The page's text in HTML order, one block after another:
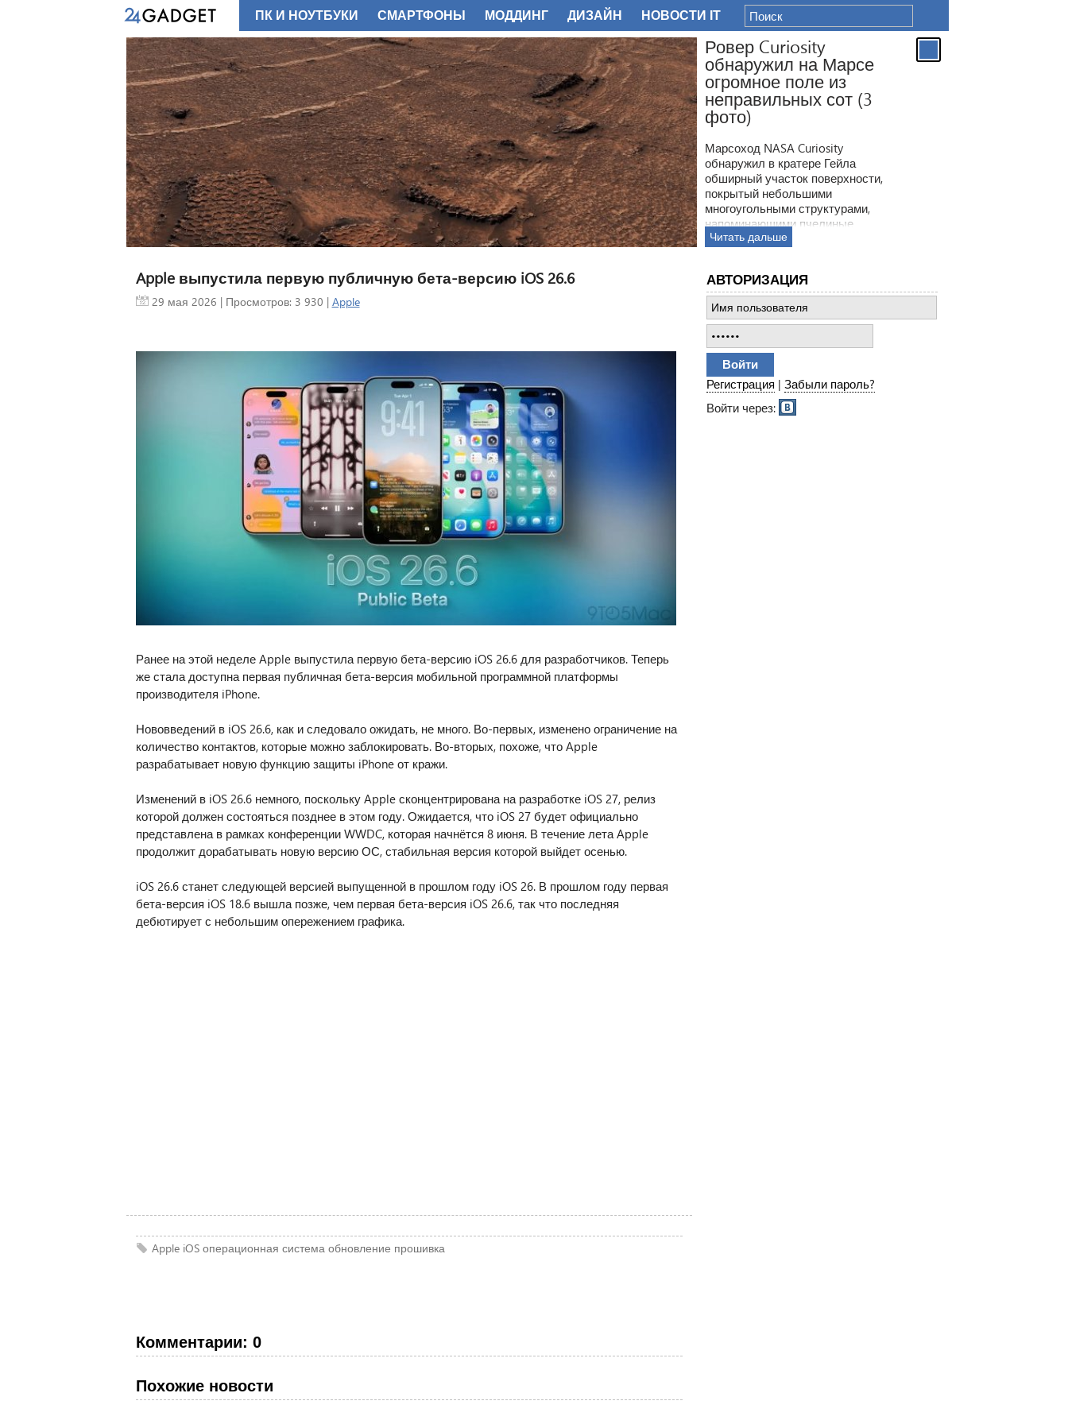
Ровер Curiosity
обнаружил на Марсе
огромное поле из
неправильных сот (3
фото)
Марсоход NASA Curiosity
обнаружил в кратере Гейла
обширный участок поверхности,
покрытый небольшими
многоугольными структурами,
напоминающими пчелиные
соты. Ранее ровер находил
затмила все предыдущее такие
открытия.
Читать дальше
Apple выпустила первую публичную бета-версию iOS 26.6
29 мая 2026 | Просмотров: 3 930 | Apple
Ранее на этой неделе Apple выпустила первую бета-версию iOS 26.6 для разработчиков. Теперь
же стала доступна первая публичная бета-версия мобильной программной платформы
производителя iPhone.
Нововведений в iOS 26.6, как и следовало ожидать, не много. Во-первых, изменено ограничение на
количество контактов, которые можно заблокировать. Во-вторых, похоже, что Apple
разрабатывает новую функцию защиты iPhone от кражи.
Изменений в iOS 26.6 немного, поскольку Apple сконцентрирована на разработке iOS 27, релиз
которой должен состояться позднее в этом году. Ожидается, что iOS 27 будет официально
представлена в рамках конференции WWDC, которая начнётся 8 июня. В течение лета Apple
продолжит дорабатывать новую версию ОС, стабильная версия которой выйдет осенью.
iOS 26.6 станет следующей версией выпущенной в прошлом году iOS 26. В прошлом году первая
бета-версия iOS 18.6 вышла позже, чем первая бета-версия iOS 26.6, так что последняя
дебютирует с небольшим опережением графика.
Apple iOS операционная система обновление прошивка
Комментарии: 0
Похожие новости
АВТОРИЗАЦИЯ
Регистрация | Забыли пароль?
Войти через:
ПК И НОУТБУКИ СМАРТФОНЫ МОДДИНГ ДИЗАЙН НОВОСТИ IT
ФОТО